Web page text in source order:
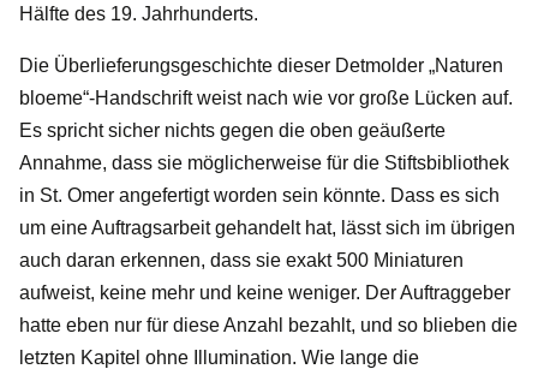
Hälfte des 19. Jahrhunderts.
Die Überlieferungsgeschichte dieser Detmolder „Naturen
bloeme“-Handschrift weist nach wie vor große Lücken auf.
Es spricht sicher nichts gegen die oben geäußerte
Annahme, dass sie möglicherweise für die Stiftsbibliothek
in St. Omer angefertigt worden sein könnte. Dass es sich
um eine Auftragsarbeit gehandelt hat, lässt sich im übrigen
auch daran erkennen, dass sie exakt 500 Miniaturen
aufweist, keine mehr und keine weniger. Der Auftraggeber
hatte eben nur für diese Anzahl bezahlt, und so blieben die
letzten Kapitel ohne Illumination. Wie lange die